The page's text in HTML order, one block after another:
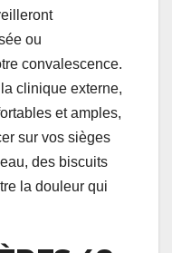
ou
convalescence.
clinique externe,
et amples,
sur vos sièges
des biscuits
la douleur qui